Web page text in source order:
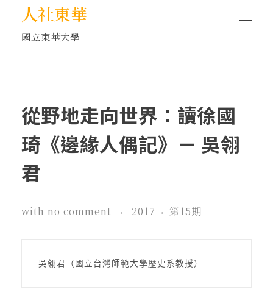
人社東華
國立東華大學
藝文空間
文化沙龍
從野地走向世界：讀徐國
琦《邊緣人偶記》－ 吳翎
君
with no comment 2017 第15期
吳翎君（國立台灣師範大學歷史系教授）